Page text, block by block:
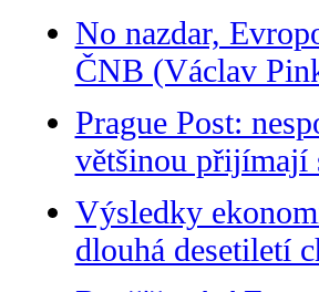
No nazdar,
ČNB (Václav
Prague Post:
většinou přijímají
Výsledky
dlouhá desetiletí